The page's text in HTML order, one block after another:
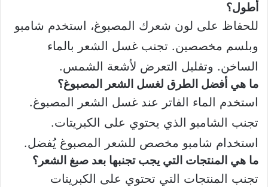
أطول؟
للحفاظ على لون شعرك المصبوغ، استخدم شامبو
وبلسم مخصصين. تجنب غسل الشعر بالماء
الساخن. وتقليل التعرض لأشعة الشمس.
ما هي أفضل الطرق لغسل الشعر المصبوغ؟
استخدم الماء الفاتر عند غسل الشعر المصبوغ.
تجنب الشامبو الذي يحتوي على الكبريتات.
استخدام شامبو مخصص للشعر المصبوغ يُفضل.
ما هي المنتجات التي يجب تجنبها بعد صبغ الشعر؟
تجنب المنتجات التي تحتوي على الكبريتات